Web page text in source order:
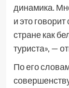
динамика.
и это
стране как
туриста», —
По его